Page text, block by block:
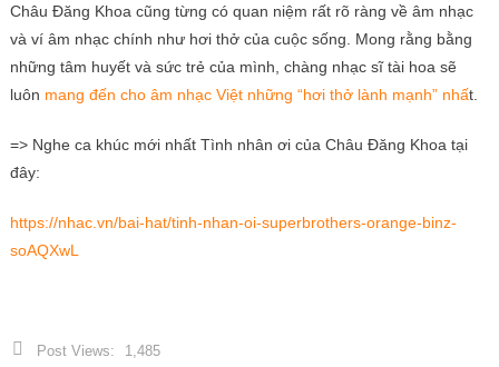
Châu Đăng Khoa cũng từng có quan niệm rất rõ ràng về âm nhạc
và ví âm nhạc chính như hơi thở của cuộc sống. Mong rằng bằng
những tâm huyết và sức trẻ của mình, chàng nhạc sĩ tài hoa sẽ
luôn mang đến cho âm nhạc Việt những “hơi thở lành mạnh” nhất.
=> Nghe ca khúc mới nhất Tình nhân ơi của Châu Đăng Khoa tại
đây:
https://nhac.vn/bai-hat/tinh-nhan-oi-superbrothers-orange-binz-
soAQXwL
Post Views: 1,485